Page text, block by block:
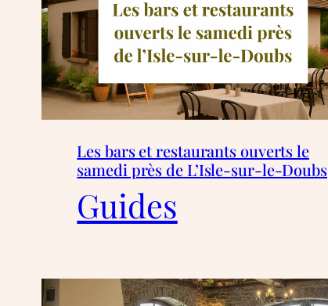
Les bars et restaurants ouverts le
samedi près de L’Isle-sur-le-Doubs
Guides